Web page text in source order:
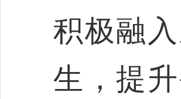
积极融
生，提